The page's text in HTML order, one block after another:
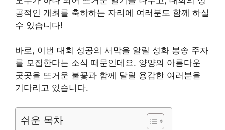
공적인 개최를 축하하는 자리에 여러분도 함께 하실
수 있습니다!
바로, 이번 대회 성공의 서막을 알릴 성화 봉송 주자
를 모집한다는 소식 때문인데요. 양양의 아름다운
곳곳을 뜨거운 불꽃과 함께 달릴 용감한 여러분을
기다리고 있습니다.
쉬운 목차